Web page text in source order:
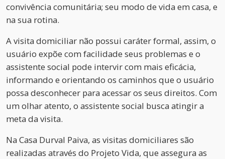
convivência comunitária; seu modo de vida em casa, e
na sua rotina.
A visita domiciliar não possui caráter formal, assim, o
usuário expõe com facilidade seus problemas e o
assistente social pode intervir com mais eficácia,
informando e orientando os caminhos que o usuário
possa desconhecer para acessar os seus direitos. Com
um olhar atento, o assistente social busca atingir a
meta da visita.
Na Casa Durval Paiva, as visitas domiciliares são
realizadas através do Projeto Vida, que assegura as